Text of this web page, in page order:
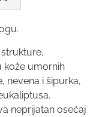
kože umornih
nevena i šipurka,
neprijatan osećaj